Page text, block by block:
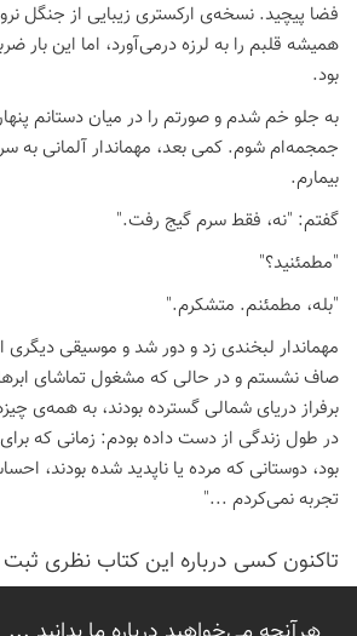
فضا پیچید. نسخه‌ی ارکستری زیبایی از جنگل
همیشه قلبم را به لرزه درمی‌آورد، اما این
بود.
به جلو خم شدم و صورتم را در میان دستانم
جمجمه‌ام شوم. کمی بعد، مهماندار آلمانی به
بیمارم.
گفتم: "نه، فقط سرم گیج رفت."
"مطمئنید؟"
"بله، مطمئنم. متشکرم."
مهماندار لبخندی زد و دور شد و موسیقی دیگری
صاف نشستم و در حالی که مشغول تماشای
برفراز دریای شمالی گسترده بودند، به همه‌ی
در طول زندگی از دست داده بودم: زمانی که
بود، دوستانی که مرده یا ناپدید شده بودند،
تجربه نمی‌کردم ..."
تاكنون كسی درباره این كتاب نظری